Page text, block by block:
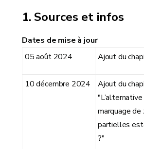
Sources et infos
Dates de mise à jour
05 août 2024
Ajout du
10 décembre 2024
Ajout du
marquage
partielles
?"